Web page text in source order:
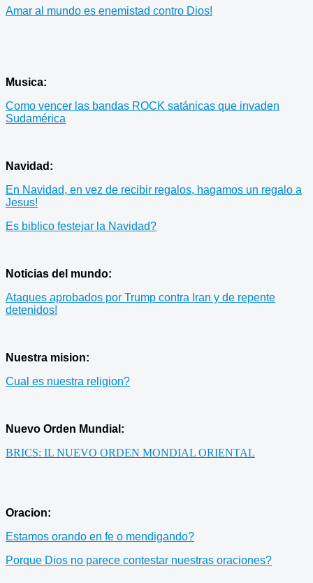
Amar al mundo es enemistad contro Dios!
Musica:
Como vencer las bandas ROCK satánicas que invaden
Sudamérica
Navidad:
En Navidad, en vez de recibir regalos, hagamos un regalo a
Jesus!
Es biblico festejar la Navidad?
Noticias del mundo:
Ataques aprobados por Trump contra Iran y de repente
detenidos!
Nuestra mision:
Cual es nuestra religion?
Nuevo Orden Mundial:
BRICS: IL NUEVO ORDEN MONDIAL ORIENTAL
Oracion:
Estamos orando en fe o mendigando?
Porque Dios no parece contestar nuestras oraciones?